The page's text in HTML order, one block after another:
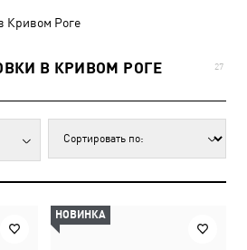
Кривом Роге
В КРИВОМ РОГЕ
27
НОВИНКА